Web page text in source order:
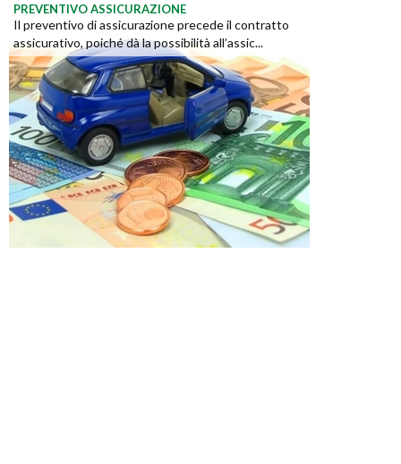
PREVENTIVO ASSICURAZIONE
Il preventivo di assicurazione precede il contratto
assicurativo, poiché dà la possibilità all’assic...